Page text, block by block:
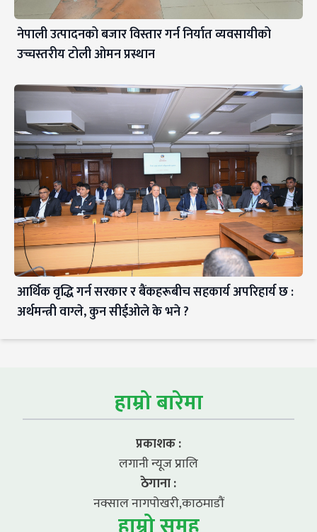
नेपाली उत्पादनको बजार विस्तार गर्न निर्यात व्यवसायीको
उच्चस्तरीय टोली ओमन प्रस्थान
आर्थिक वृद्धि गर्न सरकार र बैंकहरूबीच सहकार्य अपरिहार्य छ :
अर्थमन्त्री वाग्ले, कुन सीईओले के भने ?
हाम्रो बारेमा
प्रकाशक :
लगानी न्यूज प्रालि
ठेगाना :
नक्साल नागपोखरी,काठमाडौं